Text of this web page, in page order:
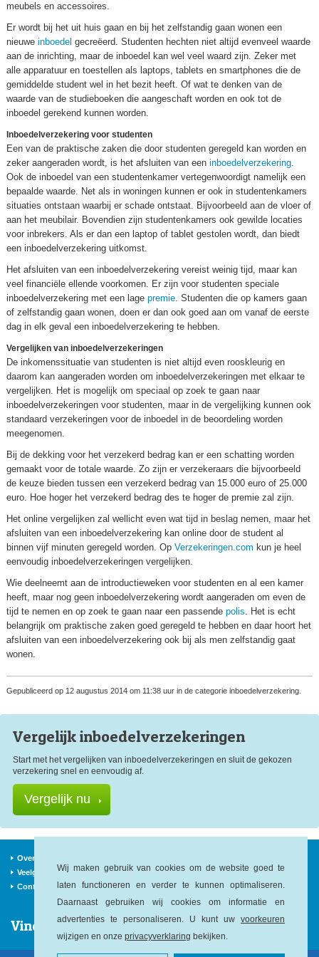
Wij maken gebruik van cookies om de website goed te
laten functioneren en verder te kunnen optimaliseren.
Daarnaast gebruiken wij cookies om informatie en
advertenties te personaliseren. U kunt uw voorkeuren
wijzigen en onze privacyverklaring bekijken.
meubels en accessoires.
Er wordt bij het uit huis gaan en bij het zelfstandig gaan wonen een
nieuwe inboedel gecreëerd. Studenten hechten niet altijd evenveel waarde
aan de inrichting, maar de inboedel kan wel veel waard zijn. Zeker met
alle apparatuur en toestellen als laptops, tablets en smartphones die de
gemiddelde student wel in het bezit heeft. Of wat te denken van de
waarde van de studieboeken die aangeschaft worden en ook tot de
inboedel gerekend kunnen worden.
Inboedelverzekering voor studenten
Een van de praktische zaken die door studenten geregeld kan worden en
zeker aangeraden wordt, is het afsluiten van een inboedelverzekering.
Ook de inboedel van een studentenkamer vertegenwoordigt namelijk een
bepaalde waarde. Net als in woningen kunnen er ook in studentenkamers
situaties ontstaan waarbij er schade ontstaat. Bijvoorbeeld aan de vloer of
aan het meubilair. Bovendien zijn studentenkamers ook gewilde locaties
voor inbrekers. Als er dan een laptop of tablet gestolen wordt, dan biedt
een inboedelverzekering uitkomst.
Het afsluiten van een inboedelverzekering vereist weinig tijd, maar kan
veel financiële ellende voorkomen. Er zijn voor studenten speciale
inboedelverzekering met een lage premie. Studenten die op kamers gaan
of zelfstandig gaan wonen, doen er dan ook goed aan om vanaf de eerste
dag in elk geval een inboedelverzekering te hebben.
Vergelijken van inboedelverzekeringen
De inkomenssituatie van studenten is niet altijd even rooskleurig en
daarom kan aangeraden worden om inboedelverzekeringen met elkaar te
vergelijken. Het is mogelijk om speciaal op zoek te gaan naar
inboedelverzekeringen voor studenten, maar in de vergelijking kunnen ook
standaard verzekeringen voor de inboedel in de beoordeling worden
meegenomen.
Bij de dekking voor het verzekerd bedrag kan er een schatting worden
gemaakt voor de totale waarde. Zo zijn er verzekeraars die bijvoorbeeld
de keuze bieden tussen een verzekerd bedrag van 15.000 euro of 25.000
euro. Hoe hoger het verzekerd bedrag des te hoger de premie zal zijn.
Het online vergelijken zal wellicht even wat tijd in beslag nemen, maar het
afsluiten van een inboedelverzekering kan online door de student al
binnen vijf minuten geregeld worden. Op Verzekeringen.com kun je heel
eenvoudig inboedelverzekeringen vergelijken.
Wie deelneemt aan de introductieweken voor studenten en al een kamer
heeft, maar nog geen inboedelverzekering wordt aangeraden om even de
tijd te nemen en op zoek te gaan naar een passende polis. Het is echt
belangrijk om praktische zaken goed geregeld te hebben en daar hoort het
afsluiten van een inboedelverzekering ook bij als men zelfstandig gaat
wonen.
Gepubliceerd op 12 augustus 2014 om 11:38 uur in de categorie inboedelverzekering.
Vergelijk inboedelverzekeringen
Start met het vergelijken van inboedelverzekeringen en sluit de gekozen
verzekering snel en eenvoudig af.
Vergelijk nu
Over ons
Veelgestelde vragen
Begrippen
Sitemap
Contact
Vind ons op: